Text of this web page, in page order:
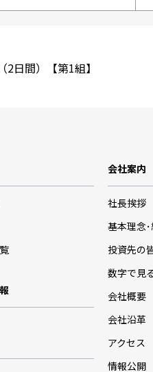
日間）【第1組】
会社案内
社長挨拶
基本理念
投資先の
数字で見
会社概要
会社沿革
アクセス
情報公開